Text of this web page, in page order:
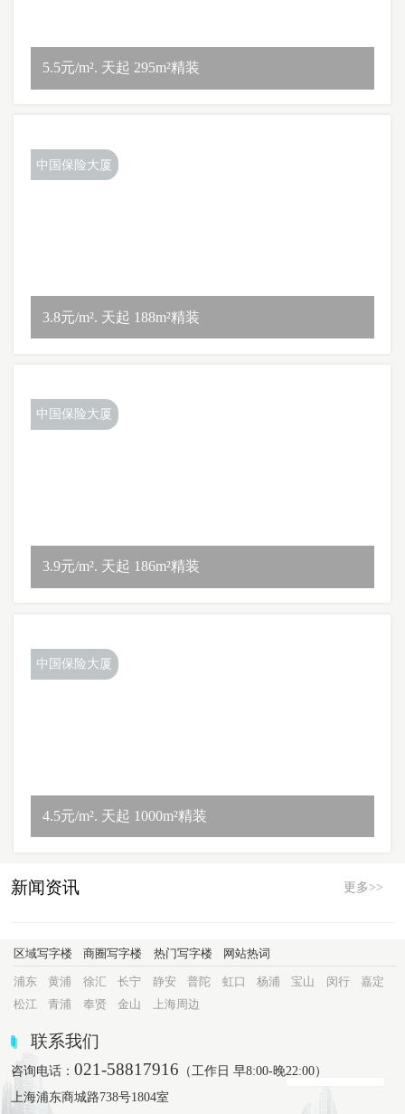
5.5元/m². 天起 295m²精装
中国保险大厦
3.8元/m². 天起 188m²精装
中国保险大厦
3.9元/m². 天起 186m²精装
中国保险大厦
4.5元/m². 天起 1000m²精装
新闻资讯 更多>>
区域写字楼 商圈写字楼 热门写字楼 网站热词
浦东 黄浦 徐汇 长宁 静安 普陀 虹口 杨浦 宝山 闵行
嘉定
松江
青浦 奉贤 金山 上海周边
联系我们
咨询电话：021-58817916 （工作日 早8:00-晚22:00）
上海浦东商城路738号1804室